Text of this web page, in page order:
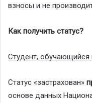
взносы и не
Как получить статус?
Студент, обучающийcя
Статус «застрахован»
основе данных